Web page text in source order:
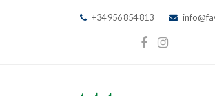
+34 956 854 813
Facebook
Instagram